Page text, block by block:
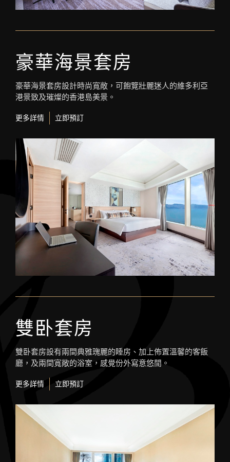
豪華海景套房
豪華海景套房設計時尚寬敞，可飽覽壯麗迷人的維多利亞
港景致及璀燦的香港島美景。
更多詳情 立即預訂
雙卧套房
雙卧套房設有兩間典雅瑰麗的睡房、加上佈置溫馨的客飯
廳，及兩間寬敞的浴室，感覺份外寫意悠閒。
更多詳情 立即預訂